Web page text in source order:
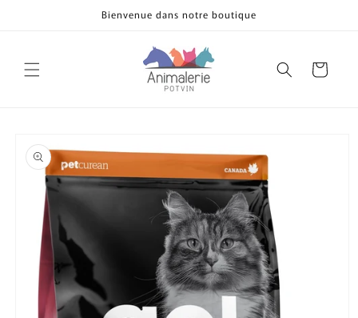
Bienvenue dans notre boutique
Panier
informations
produits